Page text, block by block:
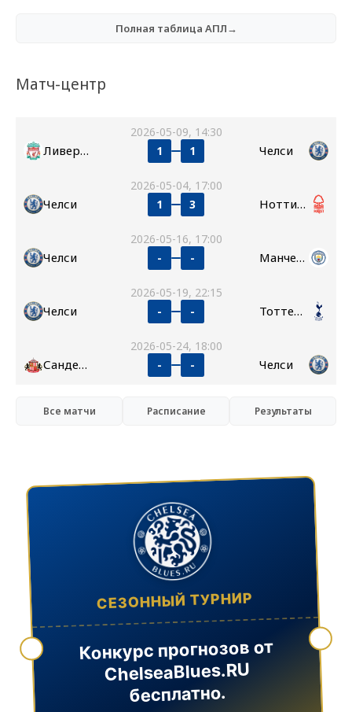
Полная таблица АПЛ→
Матч-центр
2026-05-09, 14:30
Ливерпуль 1 1 Челси
2026-05-04, 17:00
Челси 1 3 Ноттингем Форест
2026-05-16, 17:00
Челси - - Манчестер Сити
2026-05-19, 22:15
Челси - - Тоттенхэм
2026-05-24, 18:00
Сандерленд - - Челси
Все матчи Расписание Результаты
СЕЗОННЫЙ ТУРНИР
Конкурс прогнозов от
ChelseaBlues.RU
бесплатно.